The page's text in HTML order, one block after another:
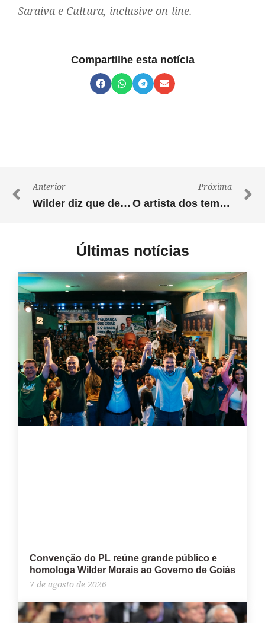
Saraiva e Cultura, inclusive on-line.
Compartilhe esta notícia
Anterior
Wilder diz que derrubada de veto é compromisso que fez com prefeitos
Próxima
O artista dos temas populares
Últimas notícias
Convenção do PL reúne grande público e
homologa Wilder Morais ao Governo de Goiás
7 de agosto de 2026